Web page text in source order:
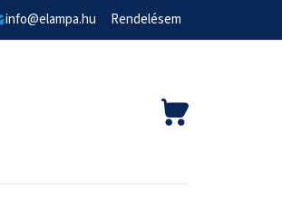
info@elampa.hu Rendelésem
KOSÁR